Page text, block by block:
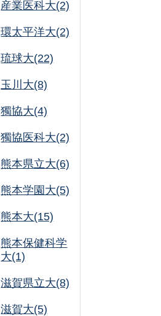
産業医科大(2)
環太平洋大(2)
琉球大(22)
玉川大(8)
獨協大(4)
獨協医科大(2)
熊本県立大(6)
熊本学園大(5)
熊本大(15)
熊本保健科学
大(1)
滋賀県立大(8)
滋賀大(5)